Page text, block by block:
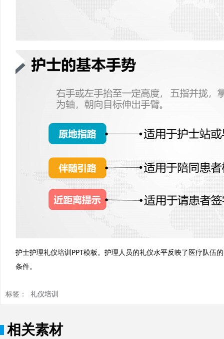
护士护理礼仪培训PPT模板。护理人员的礼仪水平反映了医疗队伍
条件。
标签： 礼仪培训
相关素材